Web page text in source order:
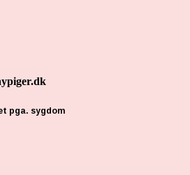
pga. sygdom